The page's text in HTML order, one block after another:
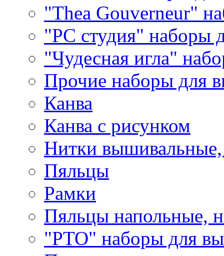
"Thea Gouverneur"
"РС студия" наборы
"Чудесная игла"
Прочие наборы для
Канва
Канва с рисунком
Нитки
Пяльцы
Рамки
Пяльцы напольные,
"РТО" наборы для